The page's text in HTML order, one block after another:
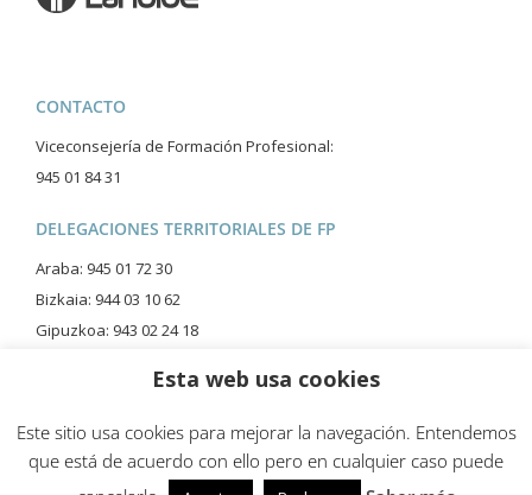
CONTACTO
Viceconsejería de Formación Profesional:
945 01 84 31
DELEGACIONES TERRITORIALES DE FP
Araba: 945 01 72 30
Bizkaia: 944 03 10 62
Gipuzkoa: 943 02 24 18
© FP Dual Euskadi
Política de Privacidad
Esta web usa cookies
Este sitio usa cookies para mejorar la navegación. Entendemos
que está de acuerdo con ello pero en cualquier caso puede